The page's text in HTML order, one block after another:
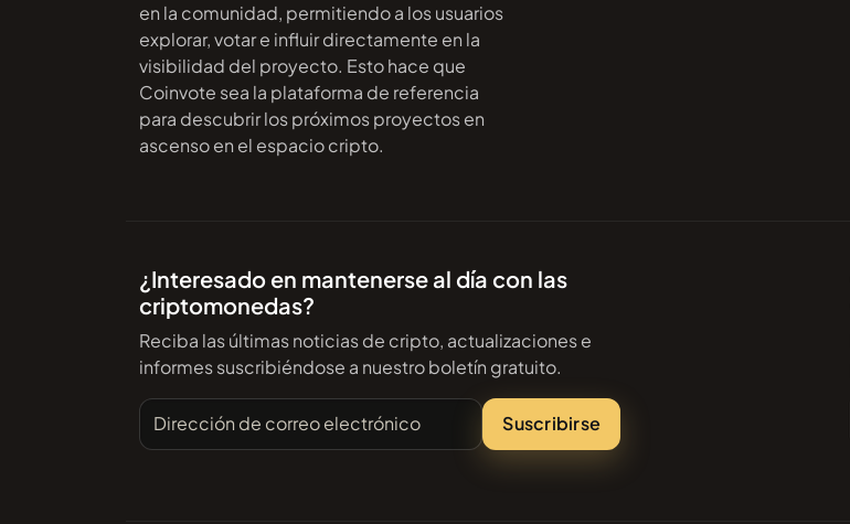
en la comunidad, permitiendo a los usuarios
explorar, votar e influir directamente en la
visibilidad del proyecto. Esto hace que
Coinvote sea la plataforma de referencia
para descubrir los próximos proyectos en
ascenso en el espacio cripto.
¿Interesado en mantenerse al día con las
criptomonedas?
Reciba las últimas noticias de cripto, actualizaciones e
informes suscribiéndose a nuestro boletín gratuito.
Dirección de correo electrónico
Suscribirse